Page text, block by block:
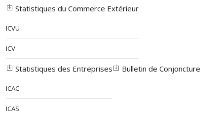
Statistiques du Commerce Extérieur
ICVU
ICV
Statistiques des Entreprises
ICAC
ICAS
Bulletin de Conjoncture